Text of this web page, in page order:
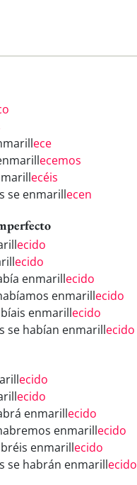
ece
ecemos
ecéis
se enmarillecen
ecido
ecido
enmarillecido
enmarillecido
enmarillecido
se habían enmarillecido
ecido
ecido
enmarillecido
enmarillecido
enmarillecido
se habrán enmarillecido